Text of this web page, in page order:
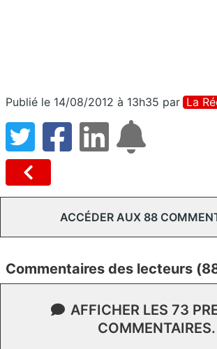
Publié le 14/08/2012 à 13h35 par La
ACCÉDER AUX 88
Commentaires des lecteurs
AFFICHER LES 73
COMMENTAIRES.